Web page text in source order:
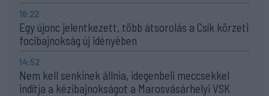
16:22
Egy újonc jelentkezett, több átsorolás a Csík körzeti
focibajnokság új idényében
14:52
Nem kell senkinek állnia, idegenbeli meccsekkel
indítja a kézibajnokságot a Marosvásárhelyi VSK